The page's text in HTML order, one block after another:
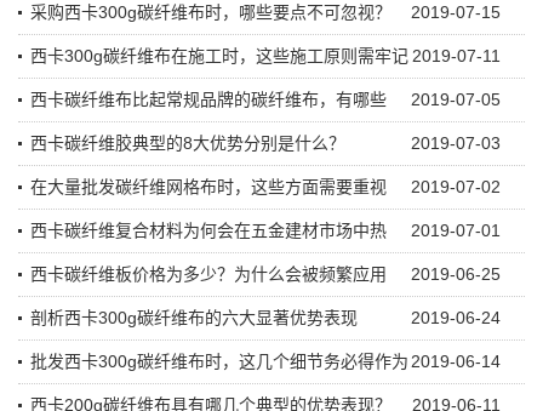
2019-07-15
采购西卡300g碳纤维布时，哪些要点不可忽视？
2019-07-11
西卡300g碳纤维布在施工时，这些施工原则需牢记
2019-07-05
西卡碳纤维布比起常规品牌的碳纤维布，有哪些
2019-07-03
西卡碳纤维胶典型的8大优势分别是什么？
2019-07-02
在大量批发碳纤维网格布时，这些方面需要重视
2019-07-01
西卡碳纤维复合材料为何会在五金建材市场中热
2019-06-25
西卡碳纤维板价格为多少？为什么会被频繁应用
2019-06-24
剖析西卡300g碳纤维布的六大显著优势表现
2019-06-14
批发西卡300g碳纤维布时，这几个细节务必得作为
2019-06-11
西卡200g碳纤维布具有哪几个典型的优势表现？